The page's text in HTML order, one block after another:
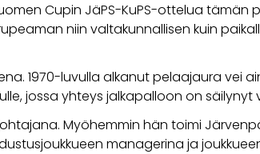
Cupin JäPS-KuPS-ottelua tämän
niin valtakunnallisen kuin
1970-luvulla alkanut pelaajaura vei
jossa yhteys jalkapalloon on säilynyt
Myöhemmin hän toimi
managerina ja